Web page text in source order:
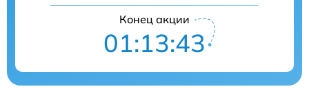
Конец акции
01:13:42